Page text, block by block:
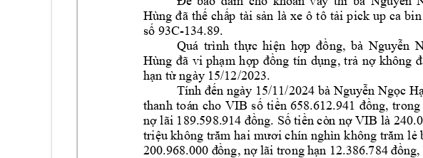
Hùng đã thế chấp tài sản là xe ô tô tải pick up ca bin
số 93C-134.89.
Quá trình thực hiện hợp đồng, bà Nguyễn
Hùng đã vi phạm hợp đồng tín dụng, trả nợ không
hạn từ ngày 15/12/2023.
Tính đến ngày 15/11/2024 bà Nguyễn Ngọc
thanh toán cho VIB số tiền 658.612.941 đồng, trong
nợ lãi 189.598.914 đồng. Số tiền còn nợ VIB là
triệu không trăm hai mươi chín nghìn không trăm lẻ
200.968.000 đồng, nợ lãi trong hạn 12.386.784